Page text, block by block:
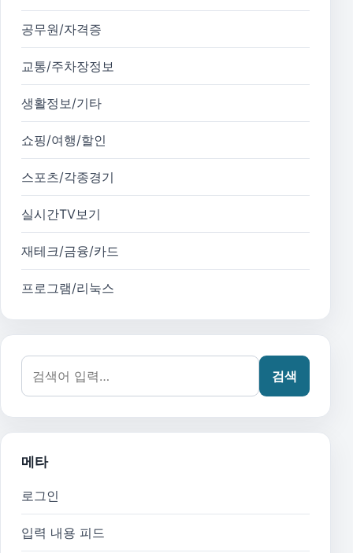
공무원/자격증
교통/주차장정보
생활정보/기타
쇼핑/여행/할인
스포츠/각종경기
실시간TV보기
재테크/금융/카드
프로그램/리눅스
검색어:
검색
메타
로그인
입력 내용 피드